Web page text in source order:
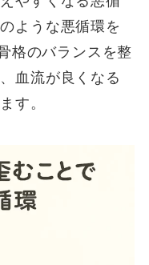
ような悪循環を
格のバランスを整
血流が良くなる
す。